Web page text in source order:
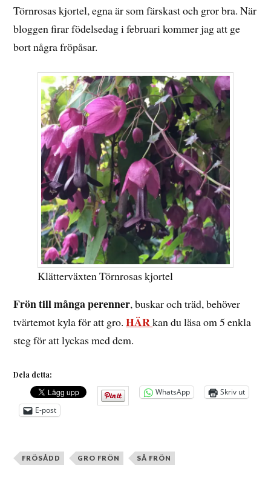
Törnrosas kjortel, egna är som färskast och gror bra. När
bloggen firar födelsedag i februari kommer jag att ge
bort några fröpåsar.
Klätterväxten Törnrosas kjortel
Frön till många perenner, buskar och träd, behöver
tvärtemot kyla för att gro.HÄRkan du läsa om 5 enkla
steg för att lyckas med dem.
Dela detta:
WhatsApp
Skriv ut
E-post
FRÖSÅDD GRO FRÖN SÅ FRÖN